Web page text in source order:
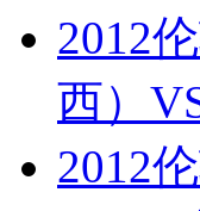
2012
西）
2012